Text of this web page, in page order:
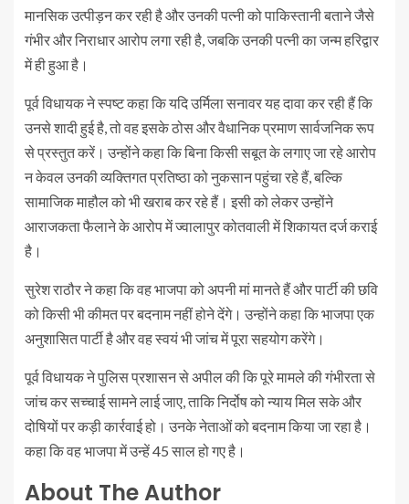
मानसिक उत्पीड़न कर रही है और उनकी पत्नी को पाकिस्तानी बताने जैसे
गंभीर और निराधार आरोप लगा रही है, जबकि उनकी पत्नी का जन्म हरिद्वार
में ही हुआ है।
पूर्व विधायक ने स्पष्ट कहा कि यदि उर्मिला सनावर यह दावा कर रही हैं कि
उनसे शादी हुई है, तो वह इसके ठोस और वैधानिक प्रमाण सार्वजनिक रूप
से प्रस्तुत करें। उन्होंने कहा कि बिना किसी सबूत के लगाए जा रहे आरोप
न केवल उनकी व्यक्तिगत प्रतिष्ठा को नुकसान पहुंचा रहे हैं, बल्कि
सामाजिक माहौल को भी खराब कर रहे हैं। इसी को लेकर उन्होंने
आराजकता फैलाने के आरोप में ज्वालापुर कोतवाली में शिकायत दर्ज कराई
है।
सुरेश राठौर ने कहा कि वह भाजपा को अपनी मां मानते हैं और पार्टी की छवि
को किसी भी कीमत पर बदनाम नहीं होने देंगे। उन्होंने कहा कि भाजपा एक
अनुशासित पार्टी है और वह स्वयं भी जांच में पूरा सहयोग करेंगे।
पूर्व विधायक ने पुलिस प्रशासन से अपील की कि पूरे मामले की गंभीरता से
जांच कर सच्चाई सामने लाई जाए, ताकि निर्दोष को न्याय मिल सके और
दोषियों पर कड़ी कार्रवाई हो। उनके नेताओं को बदनाम किया जा रहा है।
कहा कि वह भाजपा में उन्हें 45 साल हो गए है।
About The Author